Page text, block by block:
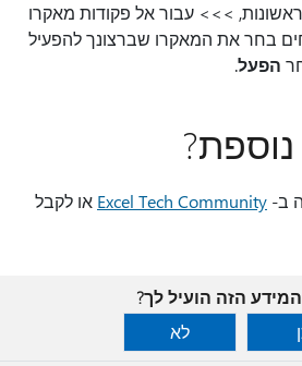
>
>> עבור אל פקודות מאקרו
בחר את המאקרו שברצונך להפעיל
הפעל.
ב- Excel Tech Community או לקבל
הזה הועיל לך?
לא